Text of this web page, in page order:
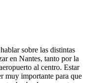
sobre las distintas
en Nantes, tanto por la
al centro. Estar
muy importante para que